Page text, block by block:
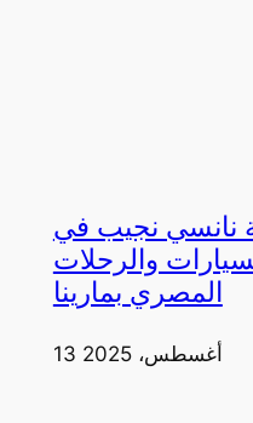
نانسي نجيب في
والرحلات
المصري بمارينا
13 أغسطس، 2025